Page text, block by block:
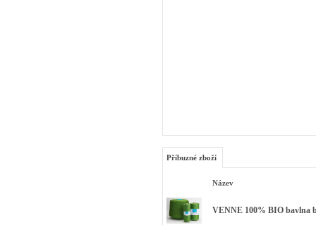
Příbuzné zboží
Název
VENNE 100% BIO bavlna